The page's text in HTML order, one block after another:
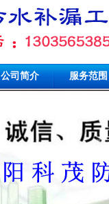
公司简介 服务范围